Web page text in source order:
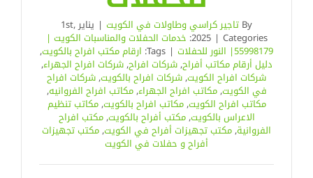
By تاجير كراسي وطاولات في الكويت | يناير 1st,
2025 | Categories: خدمات الحفلات والمناسبات الكويت |
55998179| النور للحفلات |
Tags: ارقام مكتب افراح بالكويت,
دليل أرقام مكاتب أفراح,شركات افراح,شركات افراح الجهراء,
شركات افراح الكويت,شركات افراح بالكويت,شركات افراح
في الكويت,مكاتب افراح الجهراء,مكاتب افراح الفروانيه,
مكاتب افراح الكويت,مكاتب افراح بالكويت,مكاتب تنظيم
الاعراس بالكويت,مكتب أفراح بالكويت,مكتب افراح
الفروانية,مكتب تجهيزات أفراح في الكويت,مكتب تجهيزات
أفراح و حفلات في الكويت